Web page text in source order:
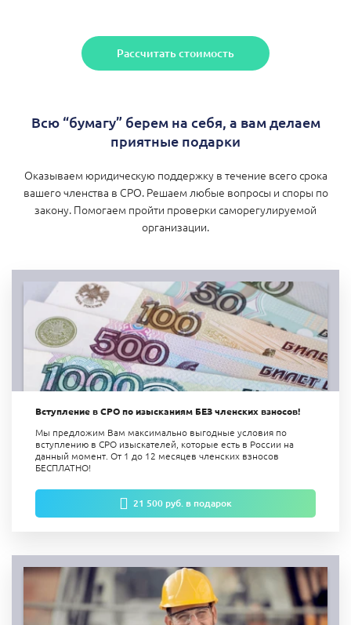
Рассчитать стоимость
Всю “бумагу” берем на себя, а вам делаем
приятные подарки
Оказываем юридическую поддержку в течение всего срока
вашего членства в СРО. Решаем любые вопросы и споры по
закону. Помогаем пройти проверки саморегулируемой
организации.
Вступление в СРО по изысканиям БЕЗ членских взносов!
Мы предложим Вам максимально выгодные условия по
вступлению в СРО изыскателей, которые есть в России на
данный момент. От 1 до 12 месяцев членских взносов
БЕСПЛАТНО!
21 500 руб. в подарок